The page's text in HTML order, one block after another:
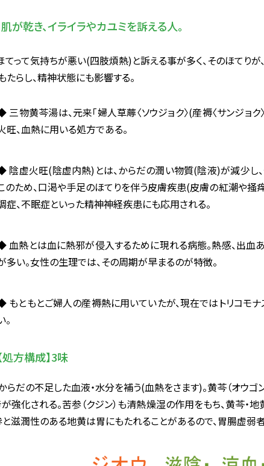
が乾き、イライラやカユミを訴える人。
って気持ちが悪い(四肢煩熱)と訴える事が多く、そのほてり
らし、精神状態にも影響する。
三物黄芩湯は、元来「婦人草蓐〈ソウジョク〉(産褥〈サンジョ
旺、血熱に用いる処方である。
陰虚火旺(陰虚内熱)とは、からだの潤い物質(陰液)が減少し
のため、口渇や手足のほてりを伴う皮膚疾患(皮膚の紅潮や
症、不眠症といった精神神経疾患にも応用される。
血熱とは血に熱邪が侵入するために現れる病態。熱感、出血
多い。女性の生理では、その周期が早まるのが特徴。
もともとご婦人の産褥熱に用いていたが、現在ではトリコモ
。
処方構成】3味
らだの不足した血液・水分を補う(血熱をさます)。黄芩（オウ
強化される。苦参（クジン）も清熱燥湿の作用をもち、黄芩・
滋潤性のある地黄は胃にもたれることがあるので、胃腸虚弱